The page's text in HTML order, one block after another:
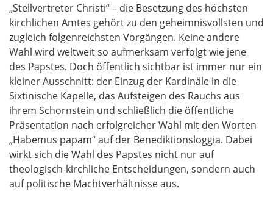
„Stellvertreter Christi“ – die Besetzung des höchsten
kirchlichen Amtes gehört zu den geheimnisvollsten und
zugleich folgenreichsten Vorgängen. Keine andere
Wahl wird weltweit so aufmerksam verfolgt wie jene
des Papstes. Doch öffentlich sichtbar ist immer nur ein
kleiner Ausschnitt: der Einzug der Kardinäle in die
Sixtinische Kapelle, das Aufsteigen des Rauchs aus
ihrem Schornstein und schließlich die öffentliche
Präsentation nach erfolgreicher Wahl mit den Worten
„Habemus papam“ auf der Benediktionsloggia. Dabei
wirkt sich die Wahl des Papstes nicht nur auf
theologisch-kirchliche Entscheidungen, sondern auch
auf politische Machtverhältnisse aus.